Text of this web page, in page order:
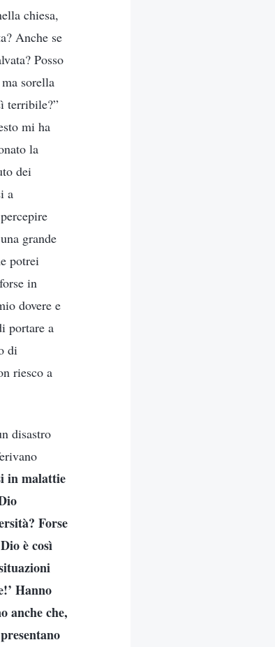
chiesa,
Anche se
Posso
sorella
terribile?”
mi ha
la
dei
a
grande
potrei
in
dovere e
portare a
di
riesco a
disastro
in malattie
Forse
è così
Hanno
anche che,